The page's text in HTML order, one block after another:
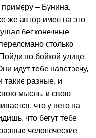
примеру – Бунина,
же автор имел на это
бесконечные
столько
по бойкой улице
идут тебе навстречу,
такие разные, и
мысль, и свою
что у него на
что бегут тебе
человеческие